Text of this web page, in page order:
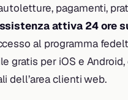
pagamenti,
attiva 24 ore
al programma
gratis per iOS e
dell’area clienti web.